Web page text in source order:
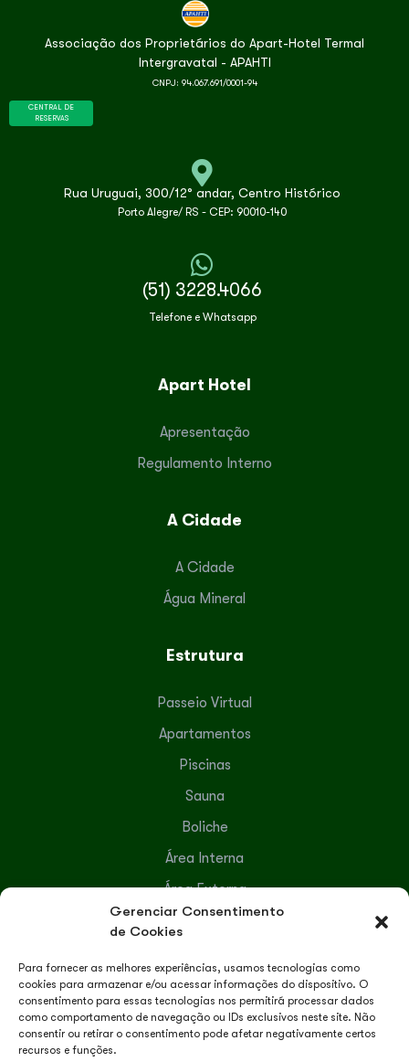
Gerenciar Consentimento
de Cookies
Para fornecer as melhores experiências, usamos tecnologias como
cookies para armazenar e/ou acessar informações do dispositivo. O
consentimento para essas tecnologias nos permitirá processar dados
como comportamento de navegação ou IDs exclusivos neste site. Não
consentir ou retirar o consentimento pode afetar negativamente certos
recursos e funções.
Associação dos Proprietários do Apart-Hotel Termal
Intergravatal - APAHTI
CNPJ: 94.067.691/0001-94
CENTRAL DE
RESERVAS
Rua Uruguai, 300/12° andar, Centro Histórico
Porto Alegre/ RS - CEP: 90010-140
(51) 3228.4066
Telefone e Whatsapp
Apart Hotel
Apresentação
Regulamento Interno
A Cidade
A Cidade
Água Mineral
Estrutura
Passeio Virtual
Apartamentos
Piscinas
Sauna
Boliche
Área Interna
Área Externa
Serviços Terceirizados
Lazer e Recreação
Recreação